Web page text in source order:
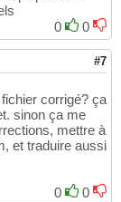
0
0
#7
corrigé? ça
sinon ça me
mettre à
et traduire aussi
0 0